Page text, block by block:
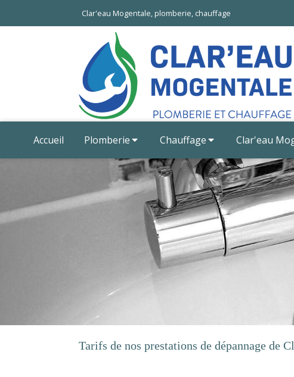
Clar'eau Mogentale, plomberie, chauffage
Accueil Plomberie Chauffage Clar'eau
Tarifs de nos prestations de dépannage de